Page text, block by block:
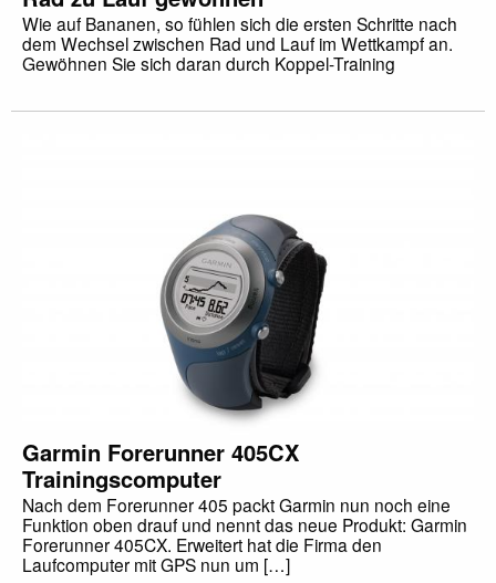
Wie auf Bananen, so fühlen sich die ersten Schritte nach
dem Wechsel zwischen Rad und Lauf im Wettkampf an.
Gewöhnen Sie sich daran durch Koppel-Training
Garmin Forerunner 405CX
Trainingscomputer
Nach dem Forerunner 405 packt Garmin nun noch eine
Funktion oben drauf und nennt das neue Produkt: Garmin
Forerunner 405CX. Erweitert hat die Firma den
Laufcomputer mit GPS nun um […]